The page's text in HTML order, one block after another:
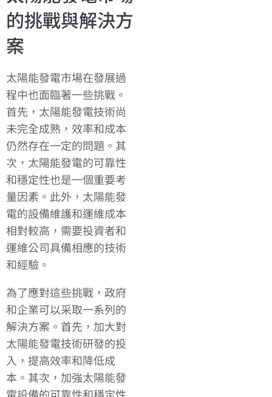
的挑戰與解決方
案
太陽能發電市場在發展過
程中也面臨著一些挑戰。
首先，太陽能發電技術尚
未完全成熟，效率和成本
仍然存在一定的問題。其
次，太陽能發電的可靠性
和穩定性也是一個重要考
量因素。此外，太陽能發
電的設備維護和運維成本
相對較高，需要投資者和
運維公司具備相應的技術
和經驗。
為了應對這些挑戰，政府
和企業可以采取一系列的
解決方案。首先，加大對
太陽能發電技術研發的投
入，提高效率和降低成
本。其次，加強太陽能發